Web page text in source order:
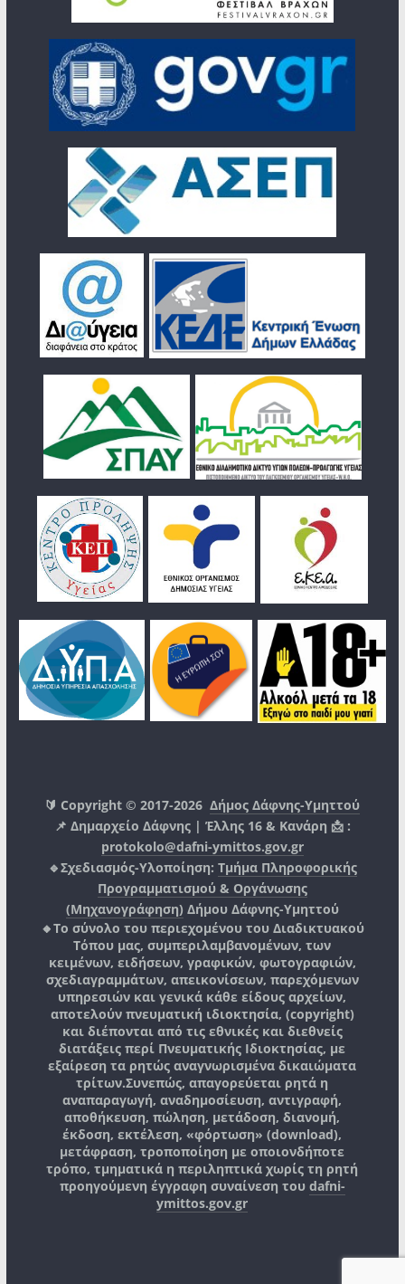
🔰 Copyright © 2017-2026Δήμος Δάφνης-Υμηττού
📌 Δημαρχείο Δάφνης | Έλλης 16 & Κανάρη 📩 :
protokolo@dafni-ymittos.gov.gr
🔹Σχεδιασμός-Υλοποίηση: Τμήμα Πληροφορικής
Προγραμματισμού & Οργάνωσης
(Μηχανογράφηση) Δήμου Δάφνης-Υμηττού
🔸Το σύνολο του περιεχομένου του Διαδικτυακού
Τόπου μας, συμπεριλαμβανομένων, των
κειμένων, ειδήσεων, γραφικών, φωτογραφιών,
σχεδιαγραμμάτων, απεικονίσεων, παρεχόμενων
υπηρεσιών και γενικά κάθε είδους αρχείων,
αποτελούν πνευματική ιδιοκτησία, (copyright)
και διέπονται από τις εθνικές και διεθνείς
διατάξεις περί Πνευματικής Ιδιοκτησίας, με
εξαίρεση τα ρητώς αναγνωρισμένα δικαιώματα
τρίτων.Συνεπώς, απαγορεύεται ρητά η
αναπαραγωγή, αναδημοσίευση, αντιγραφή,
αποθήκευση, πώληση, μετάδοση, διανομή,
έκδοση, εκτέλεση, «φόρτωση» (download),
μετάφραση, τροποποίηση με οποιονδήποτε
τρόπο, τμηματικά η περιληπτικά χωρίς τη ρητή
προηγούμενη έγγραφη συναίνεση του dafni-
ymittos.gov.gr